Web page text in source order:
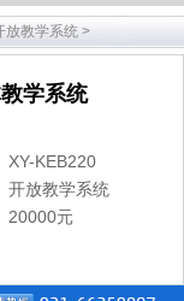
放教学系统 >
学系统
XY-KEB220
开放教学系统
20000元